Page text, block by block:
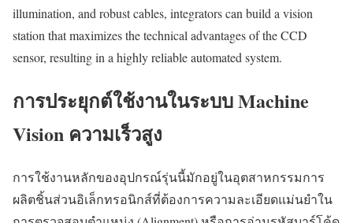
illumination, and robust cables, integrators can build a vision
station that maximizes the technical advantages of the CCD
sensor, resulting in a highly reliable automated system.
การประยุกต์ใช้งานในระบบ Machine
Vision ความเร็วสูง
การใช้งานหลักของอุปกรณ์รุ่นนี้มักอยู่ในอุตสาหกรรมการ
ผลิตชิ้นส่วนอิเล็กทรอนิกส์ที่ต้องการความละเอียดแม่นยำใน